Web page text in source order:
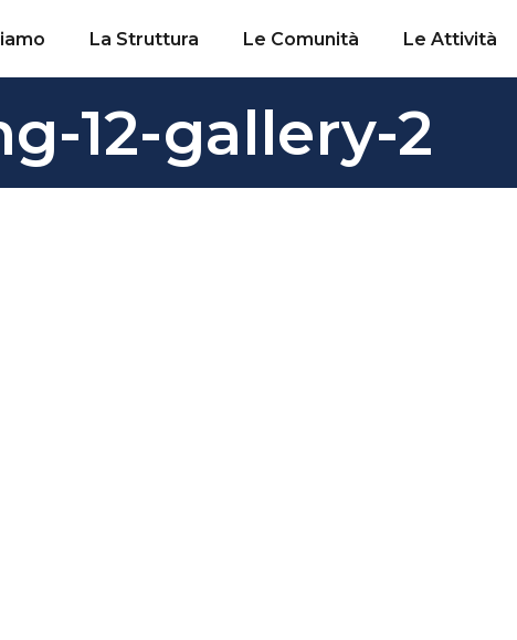
La Struttura Le Comunità Le Attività
12-gallery-2